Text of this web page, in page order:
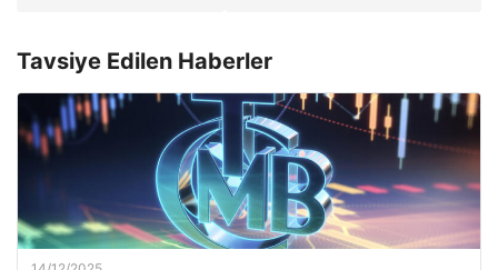
Tavsiye Edilen Haberler